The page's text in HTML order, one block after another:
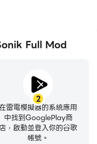
Full Mod
2
雷電模擬器的系統應用
中找到GooglePlay商
，啟動並登入你的谷歌
帳號。